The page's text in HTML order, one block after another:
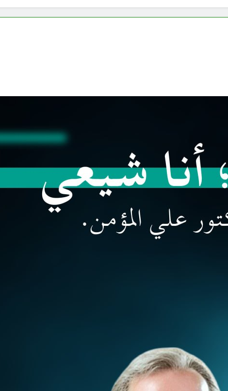
استذكار رحيل النبي الأكرم: أحاديث نبوية متداولة في مصادر أتباع أهل البيت (ح 14)